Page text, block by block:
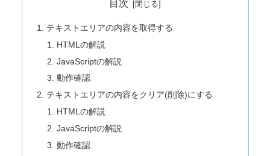
目次
テキストエリアの内容を取得する
HTMLの解説
JavaScriptの解説
動作確認
テキストエリアの内容をクリア(削除)にする
HTMLの解説
JavaScriptの解説
動作確認